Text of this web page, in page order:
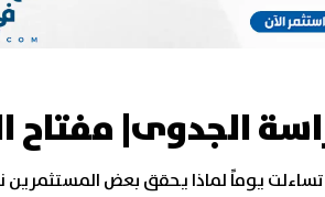
الجدوى|
يوماً لماذا يحقق بعض المستثمرين